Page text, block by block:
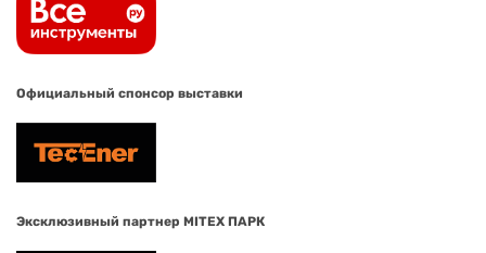
Официальный спонсор выставки
Эксклюзивный партнер MITEX ПАРК